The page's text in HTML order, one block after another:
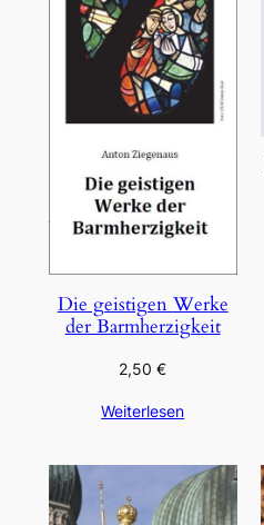
Die geistigen Werke
der Barmherzigkeit
2,50€
Weiterlesen